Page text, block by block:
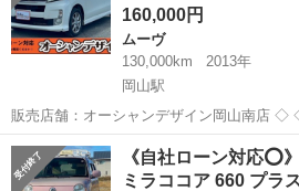
160,000円
ムーヴ
130,000km
2013年
岡山駅
販売店舗：オーシャンデザイン岡山南店 ◇ ◇ ◇ 仕様・装備 ◇ ◇ ◇
■メーカー：ダイハツ ■ 車種名：ムーヴ
なし ■ 年式(年): 2013年 ■ 走...
岡山 岡山市 岡山駅 ムーヴ 自
《自社ローン対応⭕️
ミラココア 660 プラ